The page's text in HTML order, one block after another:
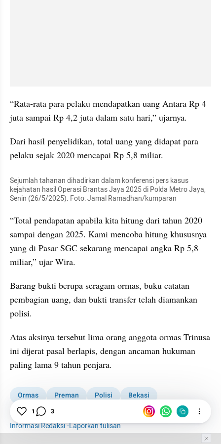
“Rata-rata para pelaku mendapatkan uang Antara Rp 4
juta sampai Rp 4,2 juta dalam satu hari,” ujarnya.
Dari hasil penyelidikan, total uang yang didapat para
pelaku sejak 2020 mencapai Rp 5,8 miliar.
Sejumlah tahanan dihadirkan dalam konferensi pers kasus
kejahatan hasil Operasi Brantas Jaya 2025 di Polda Metro Jaya,
Senin (26/5/2025). Foto: Jamal Ramadhan/kumparan
“Total pendapatan apabila kita hitung dari tahun 2020
sampai dengan 2025. Kami mencoba hitung khususnya
yang di Pasar SGC sekarang mencapai angka Rp 5,8
miliar,” ujar Wira.
Barang bukti berupa seragam ormas, buku catatan
pembagian uang, dan bukti transfer telah diamankan
polisi.
Atas aksinya tersebut lima orang anggota ormas Trinusa
ini dijerat pasal berlapis, dengan ancaman hukuman
paling lama 9 tahun penjara.
Ormas Preman Polisi
Bekasi
Polda Metro Jaya
Informasi Redaksi·Laporkan tulisan
1 3